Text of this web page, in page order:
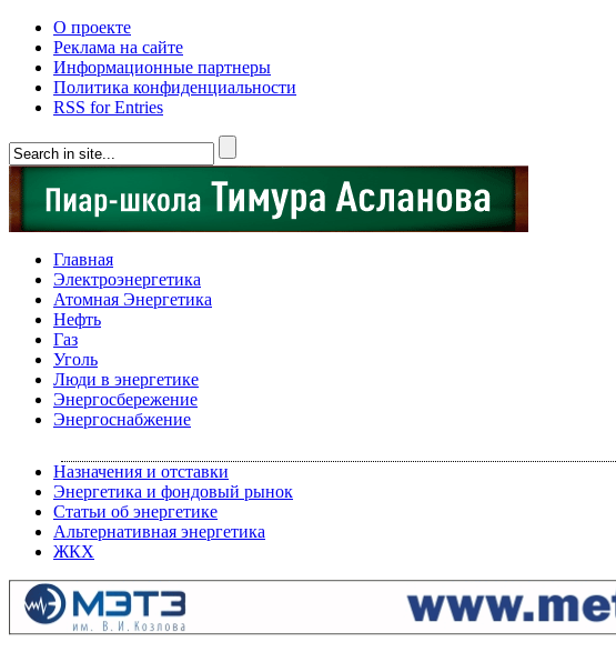
О проекте
Реклама на сайте
Информационные партнеры
Политика конфиденциальности
RSS for Entries
Главная
Электроэнергетика
Атомная Энергетика
Нефть
Газ
Уголь
Люди в энергетике
Энергосбережение
Энергоснабжение
Назначения и отставки
Энергетика и фондовый рынок
Статьи об энергетике
Альтернативная энергетика
ЖКХ